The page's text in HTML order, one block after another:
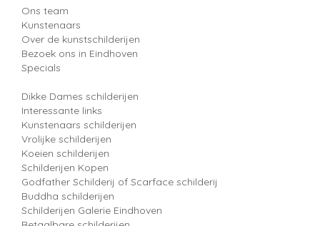
Ons team
Kunstenaars
Over de kunstschilderijen
Bezoek ons in Eindhoven
Specials
Dikke Dames schilderijen
Interessante links
Kunstenaars schilderijen
Vrolijke schilderijen
Koeien schilderijen
Schilderijen Kopen
Godfather Schilderij of Scarface schilderij
Buddha schilderijen
Schilderijen Galerie Eindhoven